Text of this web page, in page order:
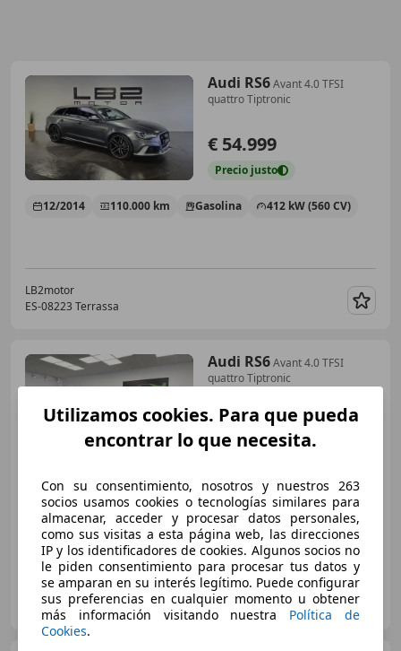
Audi RS6Avant 4.0 TFSI
quattro Tiptronic
€ 54.999
Precio justo
12/2014 110.000 km Gasolina 412 kW (560 CV)
LB2motor
ES-08223 Terrassa
Audi RS6Avant 4.0 TFSI
quattro Tiptronic
€ 52.900
09/2014 90.000 km Gasolina 412 kW (560 CV)
Vantage Cars and Bikes
ES-08205 SABADELL
Utilizamos cookies. Para que pueda
encontrar lo que necesita.
Con su consentimiento, nosotros y nuestros 263
socios usamos cookies o tecnologías similares para
almacenar, acceder y procesar datos personales,
como sus visitas a esta página web, las direcciones
IP y los identificadores de cookies. Algunos socios no
le piden consentimiento para procesar tus datos y
se amparan en su interés legítimo. Puede configurar
sus preferencias en cualquier momento u obtener
más información visitando nuestra Política de
Cookies.